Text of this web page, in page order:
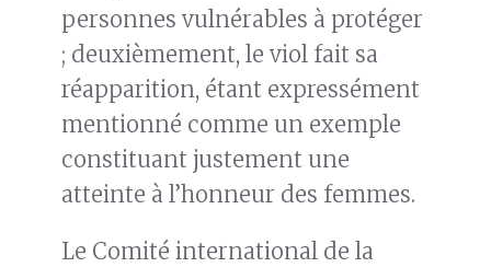
personnes vulnérables à protéger
; deuxièmement, le viol fait sa
réapparition, étant expressément
mentionné comme un exemple
constituant justement une
atteinte à l’honneur des femmes.
Le Comité international de la